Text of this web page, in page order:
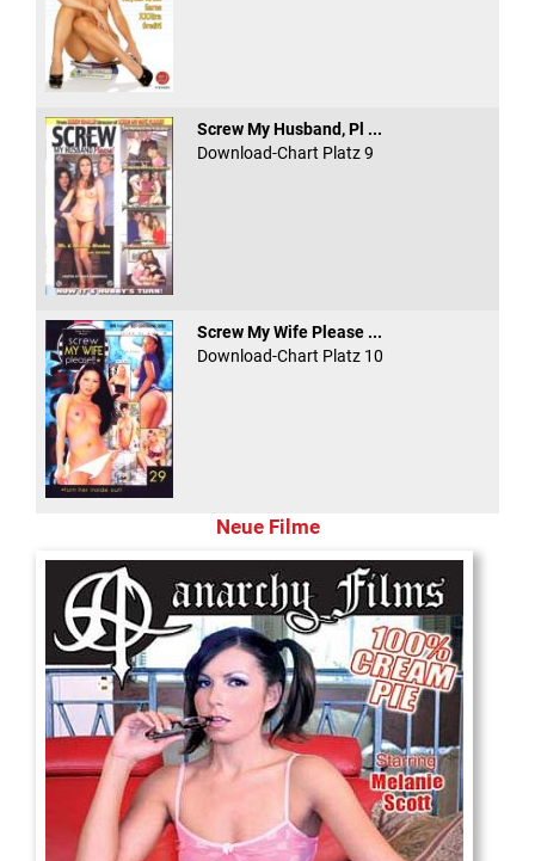
Screw My Husband, Pl ...
Download-Chart Platz 9
Screw My Wife Please ...
Download-Chart Platz 10
Neue Filme